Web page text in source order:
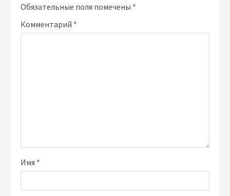
Обязательные поля помечены *
Комментарий *
Имя *